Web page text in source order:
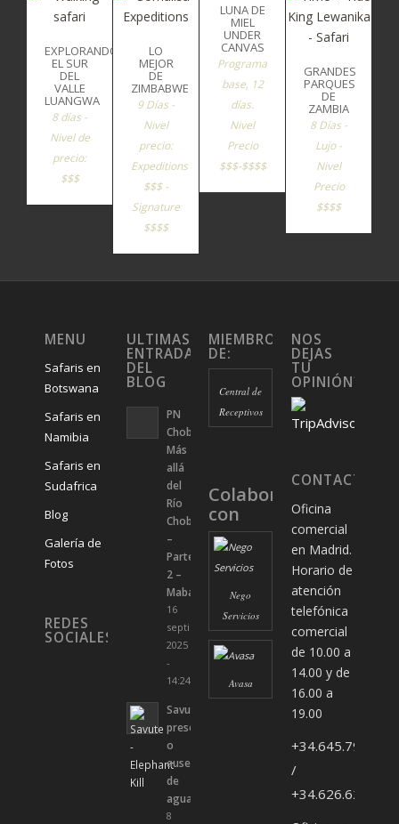
EXPLORANDO
EL SUR
DEL
VALLE
LUANGWA
8 días -
Nivel de
precio:
$$$
LO
MEJOR
DE
ZIMBABWE
9 Días -
Nivel
precio:
Expeditions
$$$ -
Signature
$$$$
LUNA DE
MIEL
UNDER
CANVAS
Programa
base, 12
días.
Nivel
Precio
$$$-$$$$
GRANDES
PARQUES
DE
ZAMBIA
8 Días -
Lujo -
Nivel
Precio
$$$$
MENU
Safaris en
Botswana
Safaris en
Namibia
Safaris en
Sudafrica
Blog
Galería de
Fotos
REDES
SOCIALES
ULTIMAS
ENTRADAS
DEL
BLOG
PN
Chobe:
Más
allá
del
Río
Chobe
–
Parte
2 –
Mababe
16
septiembre,
2025
-
14:24
Savute:
presencia
o
ausencia
de
agua
8
MIEMBROS
DE:
Central de
Receptivos
Colaboradores
con
Nego
Servicios
Avasa
NOS
DEJAS
TU
OPINIÓN?
CONTACTA
Oficina
comercial
en Madrid.
Horario de
atención
telefónica
comercial
de 10.00 a
14.00 y de
16.00 a
19.00
+34.645.794.346
/
+34.626.628.274